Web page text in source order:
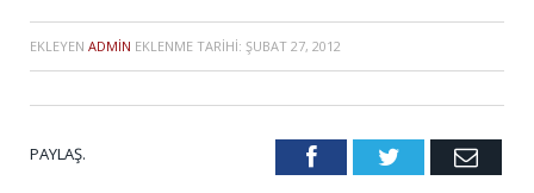
EKLEYEN ADMIN EKLENME TARIHI: ŞUBAT 27, 2012
PAYLAŞ. FacebookTwitter Email